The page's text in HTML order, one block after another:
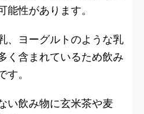
能性があります。
、ヨーグルトのような乳
く含まれているため飲み
す。
い飲み物に玄米茶や麦